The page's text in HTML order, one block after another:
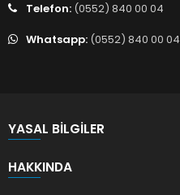
Telefon: (0552) 840 00 04
Whatsapp: (0552) 840 00 04
YASAL BILGILER
HAKKINDA